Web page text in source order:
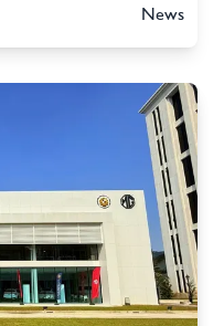
มร่วมมือภาค
News